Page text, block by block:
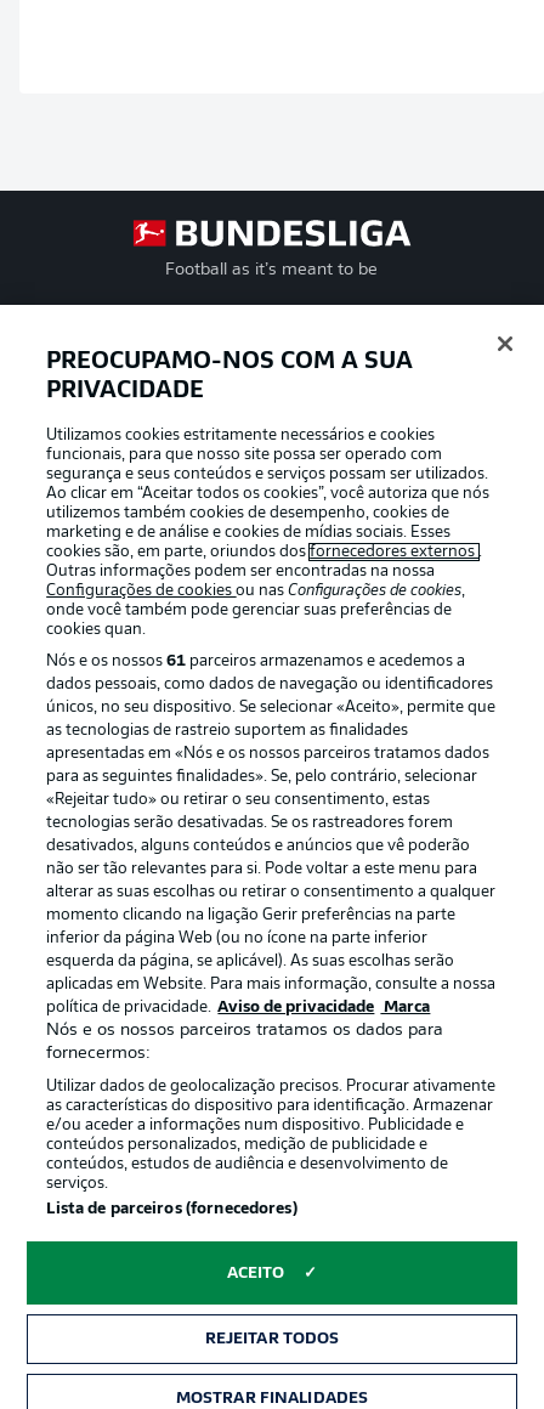
Football as it’s meant to be
APLICATIVO DA BUNDESLIGA
Oferecido por
Publicidade Avisos legais
Gerir preferências Aviso de privacidade
Emissoras
Trabalhe conosco Marca
Contato Jogadores
© 2026 Bundesliga-Gruppe GmbH
Escolha seu idioma
Modo de visualização
PREOCUPAMO-NOS COM A SUA
PRIVACIDADE
Utilizamos cookies estritamente necessários e cookies
funcionais, para que nosso site possa ser operado com
segurança e seus conteúdos e serviços possam ser utilizados.
Ao clicar em “Aceitar todos os cookies”, você autoriza que nós
utilizemos também cookies de desempenho, cookies de
marketing e de análise e cookies de mídias sociais. Esses
cookies são, em parte, oriundos dosfornecedores externos .
Outras informações podem ser encontradas na nossa
Configurações de cookiesou nasConfigurações de cookies,
onde você também pode gerenciar suas preferências de
cookies quan.
Nós e os nossos61 parceiros armazenamos e acedemos a
dados pessoais, como dados de navegação ou identificadores
únicos, no seu dispositivo. Se selecionar «Aceito», permite que
as tecnologias de rastreio suportem as finalidades
apresentadas em «Nós e os nossos parceiros tratamos dados
para as seguintes finalidades». Se, pelo contrário, selecionar
«Rejeitar tudo» ou retirar o seu consentimento, estas
tecnologias serão desativadas. Se os rastreadores forem
desativados, alguns conteúdos e anúncios que vê poderão
não ser tão relevantes para si. Pode voltar a este menu para
alterar as suas escolhas ou retirar o consentimento a qualquer
momento clicando na ligação Gerir preferências na parte
inferior da página Web (ou no ícone na parte inferior
esquerda da página, se aplicável). As suas escolhas serão
aplicadas em Website. Para mais informação, consulte a nossa
política de privacidade. Aviso de privacidade Marca
Nós e os nossos parceiros tratamos os dados para
fornecermos:
Utilizar dados de geolocalização precisos. Procurar ativamente
as características do dispositivo para identificação. Armazenar
e/ou aceder a informações num dispositivo. Publicidade e
conteúdos personalizados, medição de publicidade e
conteúdos, estudos de audiência e desenvolvimento de
serviços.
Lista de parceiros (fornecedores)
ACEITO
REJEITAR TODOS
MOSTRAR FINALIDADES